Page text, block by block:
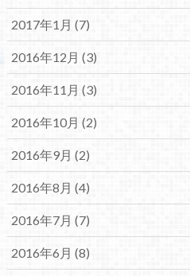
2017年1月 (7)
2016年12月 (3)
2016年11月 (3)
2016年10月 (2)
2016年9月 (2)
2016年8月 (4)
2016年7月 (7)
2016年6月 (8)